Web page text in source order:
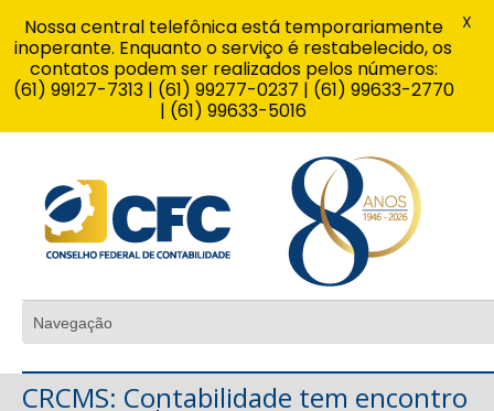
CRCMS: Contabilidade tem encontro
Nossa central telefônica está temporariamente
inoperante. Enquanto o serviço é restabelecido, os
contatos podem ser realizados pelos números:
(61) 99127-7313 | (61) 99277-0237 | (61) 99633-2770
| (61) 99633-5016
X